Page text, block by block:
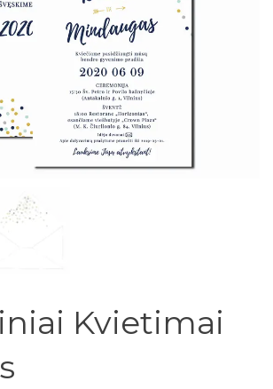
Kvietimai